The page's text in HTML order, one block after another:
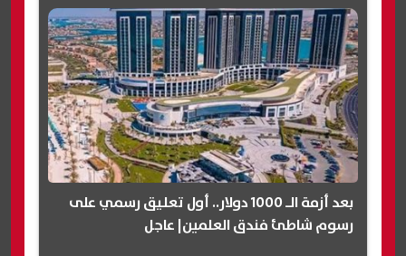
بعد أزمة الـ 1000 دولار.. أول تعليق رسمي على
رسوم شاطئ فندق العلمين| عاجل